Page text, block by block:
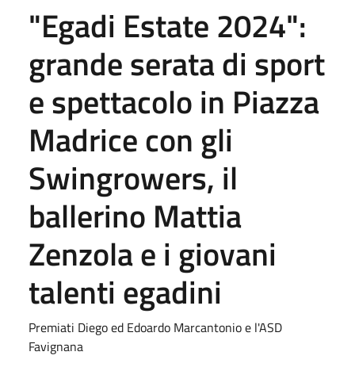
"Egadi Estate 2024":
grande serata di sport
e spettacolo in Piazza
Madrice con gli
Swingrowers, il
ballerino Mattia
Zenzola e i giovani
talenti egadini
Premiati Diego ed Edoardo Marcantonio e l'ASD
Favignana